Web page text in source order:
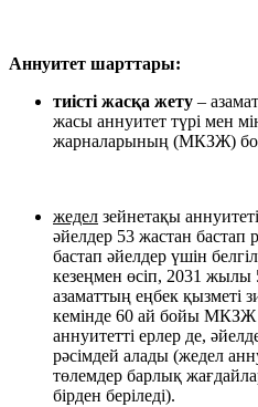
Аннуитет шарттары:
тиісті жасқа жету –
жасы аннуитет түрі мен
жарналарының (МКЗЖ)
жедел зейнетақы
әйелдер 53 жастан бастап
бастап әйелдер үшін
кезеңмен өсіп, 2031 жылы
азаматтың еңбек қызметі
кемінде 60 ай бойы МКЗЖ
аннуитетті ерлер де,
рәсімдей алады (жедел
төлемдер барлық
бірден беріледі).